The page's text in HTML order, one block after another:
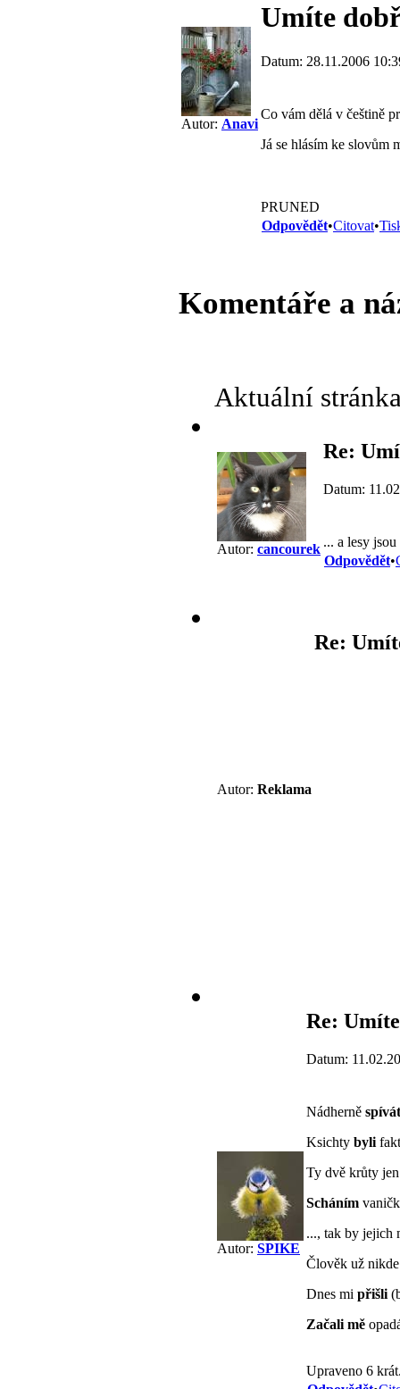
Autor: Anavi
Umíte
Datum: 28.11.2006
Co vám dělá v češtině
Já se hlásím ke slovům
PRUNED
Odpovědět•Citovat•
Komentáře a
Aktuální
Autor: cancourek
Re:
Datum:
... a lesy
Odpovědět•
Autor: Reklama
Re:
Autor: SPIKE
Re:
Datum:
Nádherně
Ksichty byli
Ty dvě krůty jen
Scháním
..., tak by jejich
Člověk už
Dnes mi přišli
Začali mě
Upraveno 6